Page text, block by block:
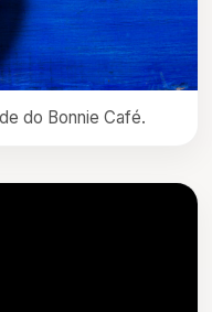
do Bonnie Café.